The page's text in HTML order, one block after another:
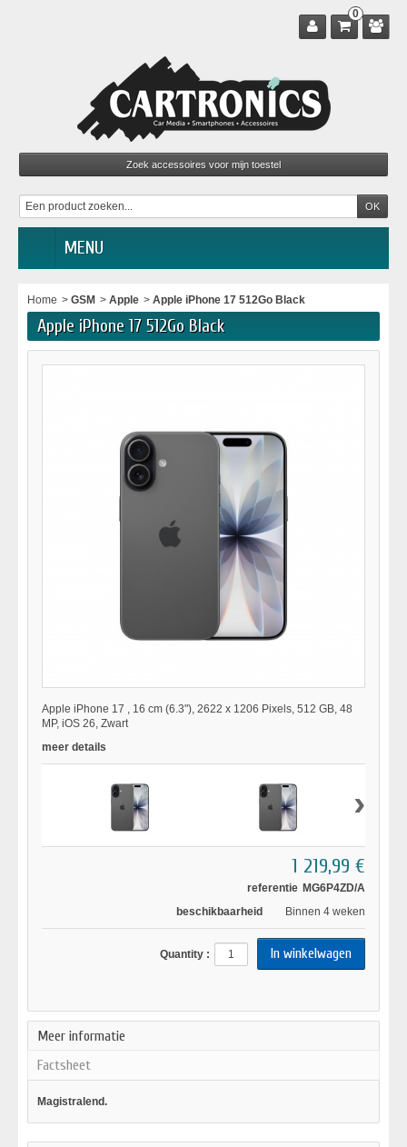
0
MENU
Home > GSM > Apple > Apple iPhone 17 512Go Black
Apple iPhone 17 512Go Black
Apple iPhone 17 , 16 cm (6.3"), 2622 x 1206 Pixels, 512 GB, 48
MP, iOS 26, Zwart
meer details
›
1 219,99 €
referentie MG6P4ZD/A
beschikbaarheid
Binnen 4 weken
Quantity :
Meer informatie
Factsheet
Magistralend.